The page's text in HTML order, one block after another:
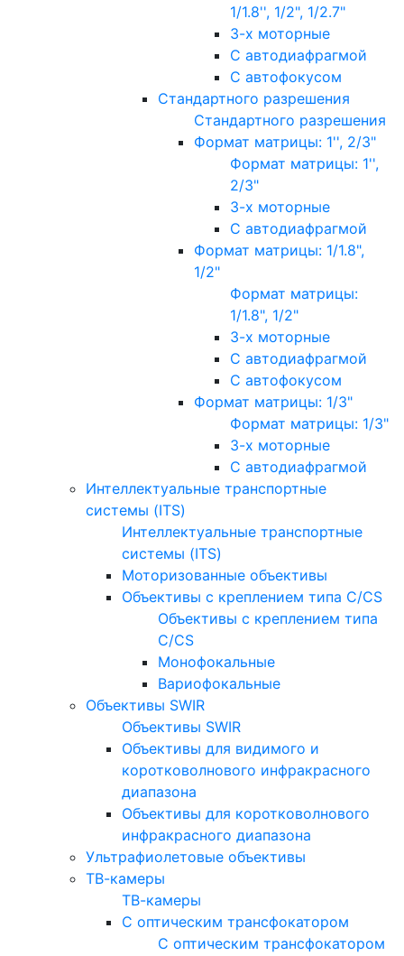
1/1.8'', 1/2", 1/2.7"
3-х моторные
С автодиафрагмой
С автофокусом
Стандартного разрешения
Стандартного разрешения
Формат матрицы: 1'', 2/3"
Формат матрицы: 1'',
2/3"
3-х моторные
С автодиафрагмой
Формат матрицы: 1/1.8",
1/2"
Формат матрицы:
1/1.8", 1/2"
3-х моторные
С автодиафрагмой
С автофокусом
Формат матрицы: 1/3"
Формат матрицы: 1/3"
3-х моторные
С автодиафрагмой
Интеллектуальные транспортные
системы (ITS)
Интеллектуальные транспортные
системы (ITS)
Моторизованные объективы
Объективы с креплением типа C/CS
Объективы с креплением типа
C/CS
Монофокальные
Вариофокальные
Объективы SWIR
Объективы SWIR
Объективы для видимого и
коротковолнового инфракрасного
диапазона
Объективы для коротковолнового
инфракрасного диапазона
Ультрафиолетовые объективы
ТВ-камеры
ТВ-камеры
С оптическим трансфокатором
С оптическим трансфокатором